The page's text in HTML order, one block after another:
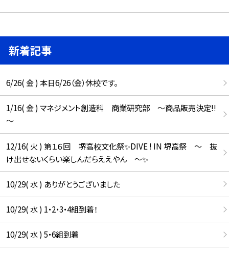
新着記事
6/26( 金 ) 本日6/26（金）休校です。
1/16( 金 ) マネジメント創造科 商業研究部 ～商品販売決定!!
～
12/16( 火 ) 第１６回 堺高校文化祭✨DIVE ! IN 堺高祭 ～ 抜
け出せないくらい楽しんだらええやん ～✨
10/29( 水 ) ありがとうございました
10/29( 水 ) 1・2・3・4組到着！
10/29( 水 ) 5・6組到着